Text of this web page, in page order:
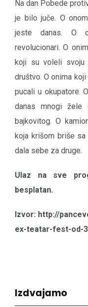
Na dan Pobede
je bilo juče. O
jeste danas. O
revolucionari. O
koji su voleli svoju
društvo. O onima
pucali u okupatore.
danas mnogi žele
bajkovitog. O
koja krišom briše
dala sebe za druge.
Ulaz na sve
besplatan.
Izvor: http://
ex-teatar-fest-od-
Izdvajamo